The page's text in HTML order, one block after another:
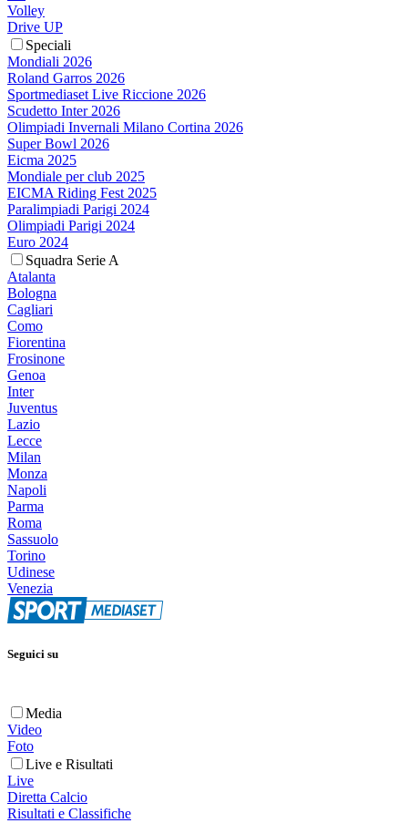
Volley
Drive UP
Speciali
Mondiali 2026
Roland Garros 2026
Sportmediaset Live Riccione 2026
Scudetto Inter 2026
Olimpiadi Invernali Milano Cortina 2026
Super Bowl 2026
Eicma 2025
Mondiale per club 2025
EICMA Riding Fest 2025
Paralimpiadi Parigi 2024
Olimpiadi Parigi 2024
Euro 2024
Squadra Serie A
Atalanta
Bologna
Cagliari
Como
Fiorentina
Frosinone
Genoa
Inter
Juventus
Lazio
Lecce
Milan
Monza
Napoli
Parma
Roma
Sassuolo
Torino
Udinese
Venezia
Seguici su
Media
Video
Foto
Live e Risultati
Live
Diretta Calcio
Risultati e Classifiche